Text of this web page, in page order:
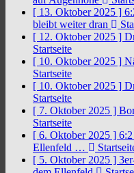
[ 13. Oktober 2025 ]
bleibt weiter dran
[ 12. Oktober 2025 ]
Startseite
[ 10. Oktober 2025 ]
Startseite
[ 10. Oktober 2025 ]
Startseite
[ 7. Oktober 2025 ]
Startseite
[ 6. Oktober 2025 ]
Ellenfeld …
[ 5. Oktober 2025 ]